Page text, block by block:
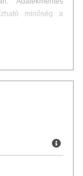
minőség a
kapszula)
A napi ajánlott